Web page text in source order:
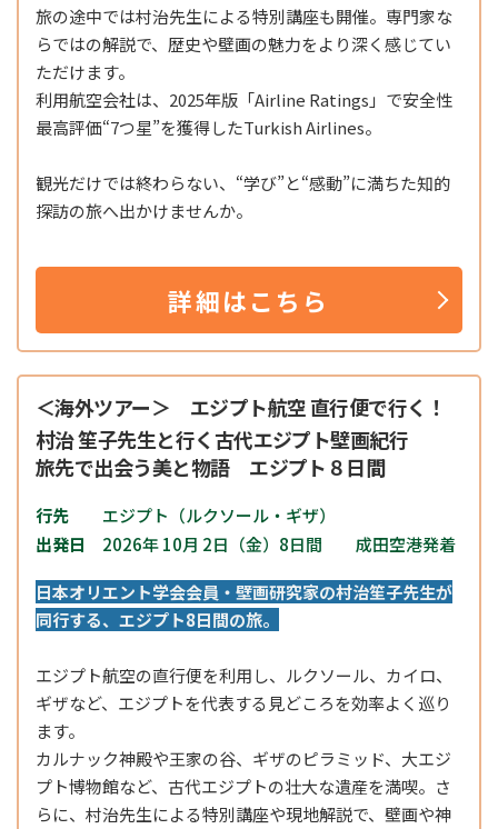
旅の途中では村治先生による特別講座も開催。専門家な
らではの解説で、歴史や壁画の魅力をより深く感じてい
ただけます。
利用航空会社は、2025年版「Airline Ratings」で安全性
最高評価“7つ星”を獲得したTurkish Airlines。
観光だけでは終わらない、“学び”と“感動”に満ちた知的
探訪の旅へ出かけませんか。
詳細はこちら
＜海外ツアー＞ エジプト航空 直行便で行く！
村治 笙子先生と行く古代エジプト壁画紀行
旅先で出会う美と物語 エジプト８日間
行先
エジプト（ルクソール・ギザ）
出発日
2026年 10月 2日（金）8日間 成田空港発着
日本オリエント学会会員・壁画研究家の村治笙子先生が
同行する、エジプト8日間の旅。
エジプト航空の直行便を利用し、ルクソール、カイロ、
ギザなど、エジプトを代表する見どころを効率よく巡り
ます。
カルナック神殿や王家の谷、ギザのピラミッド、大エジ
プト博物館など、古代エジプトの壮大な遺産を満喫。さ
らに、村治先生による特別講座や現地解説で、壁画や神